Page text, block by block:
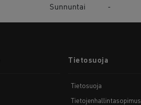
Sunnuntai
-
Tietosuoja
Tietosuoja
Tietojenhallintasopimus